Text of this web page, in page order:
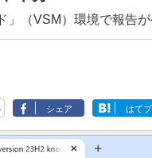
」（VSM）環境で報告
シェア はてブ